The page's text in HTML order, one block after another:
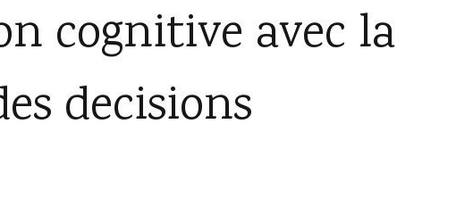
cognitive avec la
decisions